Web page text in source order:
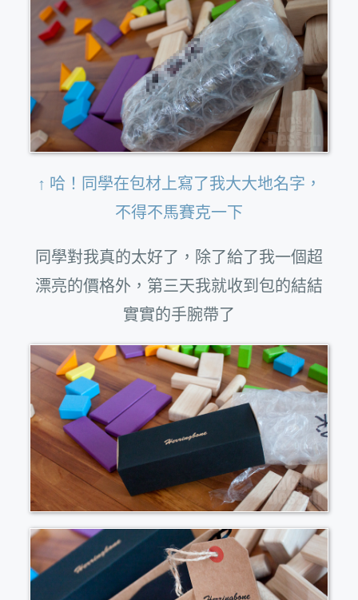
↑ 哈！同學在包材上寫了我大大地名字，
不得不馬賽克一下
同學對我真的太好了，除了給了我一個超
漂亮的價格外，第三天我就收到包的結結
實實的手腕帶了